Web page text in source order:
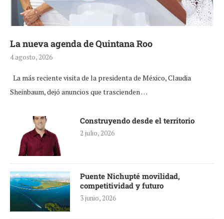
La nueva agenda de Quintana Roo
4 agosto, 2026
La más reciente visita de la presidenta de México, Claudia
Sheinbaum, dejó anuncios que trascienden …
Construyendo desde el territorio
2 julio, 2026
Puente Nichupté movilidad,
competitividad y futuro
3 junio, 2026